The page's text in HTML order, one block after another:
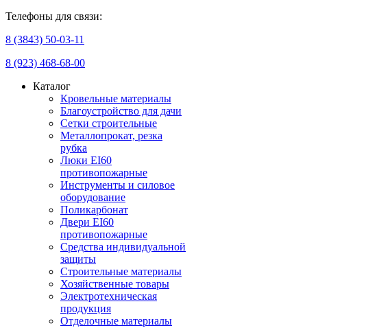
Телефоны для связи:
8 (3843) 50-03-11
8 (923) 468-68-00
Каталог
Кровельные материалы
Благоустройство для дачи
Сетки строительные
Металлопрокат, резка
рубка
Люки EI60
противопожарные
Инструменты и силовое
оборудование
Поликарбонат
Двери EI60
противопожарные
Средства индивидуальной
защиты
Строительные материалы
Хозяйственные товары
Электротехническая
продукция
Отделочные материалы